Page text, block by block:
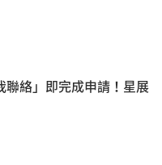
絡」即完成申請！星展